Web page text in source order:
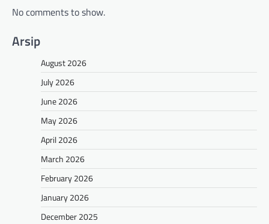
No comments to show.
Arsip
August 2026
July 2026
June 2026
May 2026
April 2026
March 2026
February 2026
January 2026
December 2025